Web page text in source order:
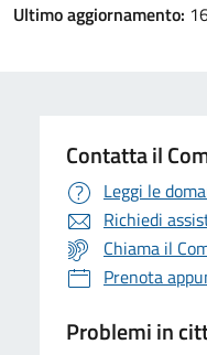
Ultimo aggiornamento:
Contatta il
Leggi le
Richiedi
Chiama il
Prenota
Problemi in